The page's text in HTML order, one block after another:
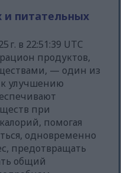
питательных
г. в 22:51:39 UTC
продуктов,
— один из
улучшению
при
помогая
одновременно
предотвращать
общий